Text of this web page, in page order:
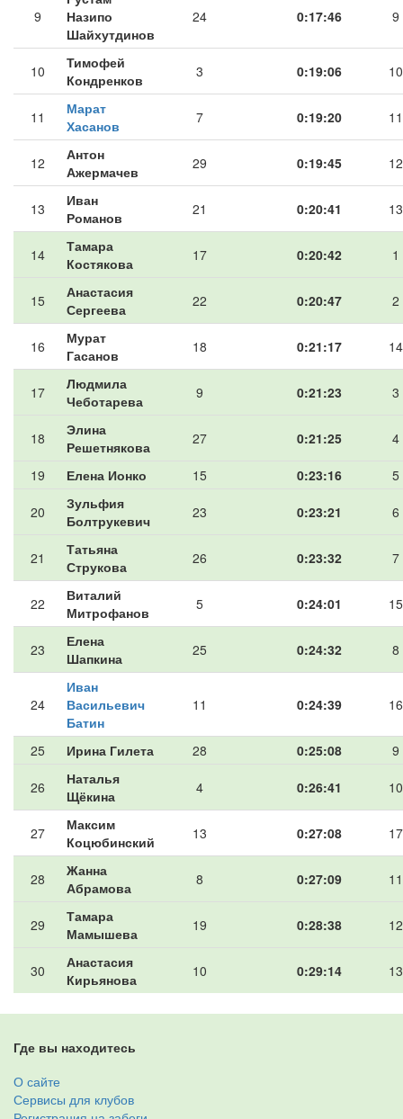
9
Назипо
Шайхутдинов
24 0:17:46 9
10
Тимофей
Кондренков
3 0:19:06 10
11
Марат
Хасанов
7 0:19:20 11
12
Антон
Ажермачев
29 0:19:45 12
13
Иван
Романов
21 0:20:41 13
14
Тамара
Костякова
17 0:20:42 1
15
Анастасия
Сергеева
22 0:20:47 2
16
Мурат
Гасанов
18 0:21:17 14
17
Людмила
Чеботарева
9 0:21:23 3
18
Элина
Решетнякова
27 0:21:25 4
19 Елена Ионко 15 0:23:16 5
20
Зульфия
Болтрукевич
23 0:23:21 6
21
Татьяна
Струкова
26 0:23:32 7
22
Виталий
Митрофанов
5 0:24:01 15
23
Елена
Шапкина
25 0:24:32 8
24
Иван
Васильевич
Батин
11 0:24:39 16
25 Ирина Гилета 28 0:25:08 9
26
Наталья
Щёкина
4 0:26:41 10
27
Максим
Коцюбинский
13 0:27:08 17
28
Жанна
Абрамова
8 0:27:09 11
29
Тамара
Мамышева
19 0:28:38 12
30
Анастасия
Кирьянова
10 0:29:14 13
Где вы находитесь
О сайте
Сервисы для клубов